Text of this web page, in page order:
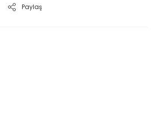
Paylaş